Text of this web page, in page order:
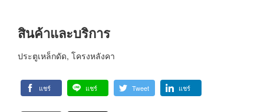
สินค้าและบริการ
ประตูเหล็กดัด, โครงหลังคา
แชร์ แชร์ Tweet แชร์